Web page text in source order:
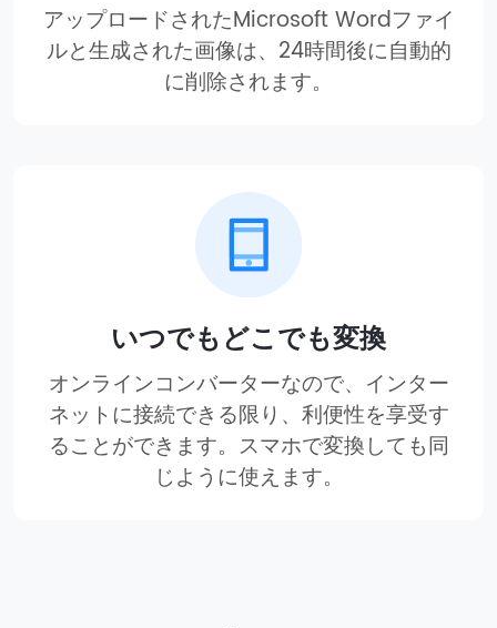
アップロードされたMicrosoft Wordファイ
ルと生成された画像は、24時間後に自動的
に削除されます。
いつでもどこでも変換
オンラインコンバーターなので、インター
ネットに接続できる限り、利便性を享受す
ることができます。スマホで変換しても同
じように使えます。